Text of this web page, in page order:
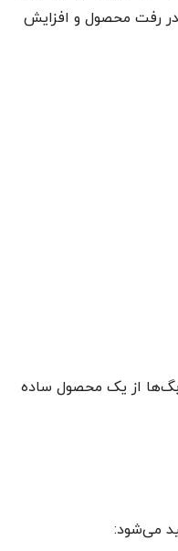
رفت محصول و افزایش
از یک محصول ساده
می‌شود: